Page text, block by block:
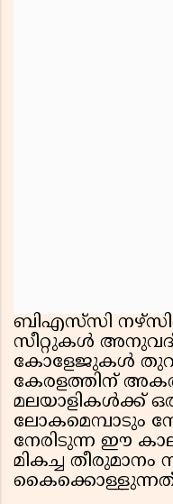
ബിഎസ്‌സി
സീറ്റുകൾ
കോളേജുകൾ
കേരളത്തിന്
മലയാളികൾക്ക്
ലോകമെമ്പാടും
നേരിടുന്ന ഈ
മികച്ച തീരുമാനം
കൈക്കൊള്ളുന്നത്